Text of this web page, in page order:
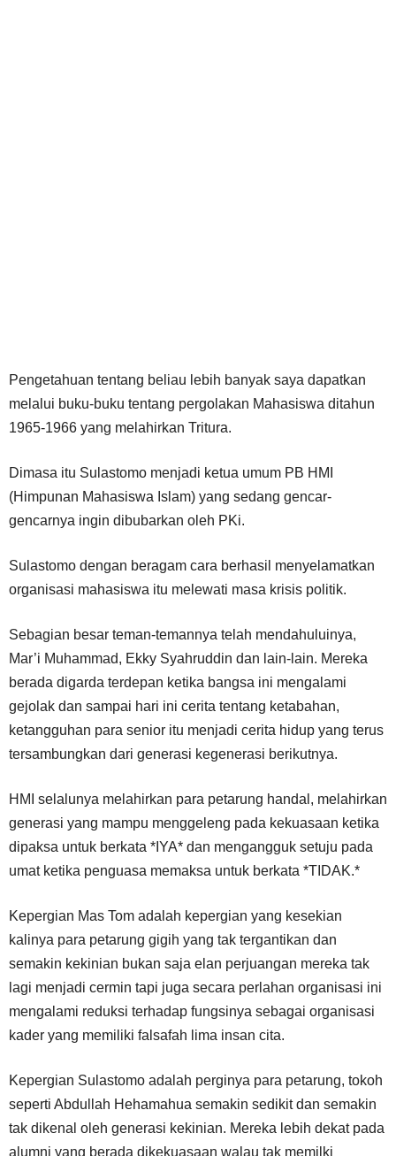
Pengetahuan tentang beliau lebih banyak saya dapatkan
melalui buku-buku tentang pergolakan Mahasiswa ditahun
1965-1966 yang melahirkan Tritura.
Dimasa itu Sulastomo menjadi ketua umum PB HMI
(Himpunan Mahasiswa Islam) yang sedang gencar-
gencarnya ingin dibubarkan oleh PKi.
Sulastomo dengan beragam cara berhasil menyelamatkan
organisasi mahasiswa itu melewati masa krisis politik.
Sebagian besar teman-temannya telah mendahuluinya,
Mar’i Muhammad, Ekky Syahruddin dan lain-lain. Mereka
berada digarda terdepan ketika bangsa ini mengalami
gejolak dan sampai hari ini cerita tentang ketabahan,
ketangguhan para senior itu menjadi cerita hidup yang terus
tersambungkan dari generasi kegenerasi berikutnya.
HMI selalunya melahirkan para petarung handal, melahirkan
generasi yang mampu menggeleng pada kekuasaan ketika
dipaksa untuk berkata *IYA* dan mengangguk setuju pada
umat ketika penguasa memaksa untuk berkata *TIDAK.*
Kepergian Mas Tom adalah kepergian yang kesekian
kalinya para petarung gigih yang tak tergantikan dan
semakin kekinian bukan saja elan perjuangan mereka tak
lagi menjadi cermin tapi juga secara perlahan organisasi ini
mengalami reduksi terhadap fungsinya sebagai organisasi
kader yang memiliki falsafah lima insan cita.
Kepergian Sulastomo adalah perginya para petarung, tokoh
seperti Abdullah Hehamahua semakin sedikit dan semakin
tak dikenal oleh generasi kekinian. Mereka lebih dekat pada
alumni yang berada dikekuasaan walau tak memilki